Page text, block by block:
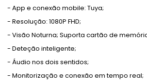
- App e conexão mobile: Tuya;
- Resolução: 1080P FHD;
- Visão Noturna; Suporta cartão de memória
- Deteção inteligente;
- Áudio nos dois sentidos;
- Monitorização e conexão em tempo real;